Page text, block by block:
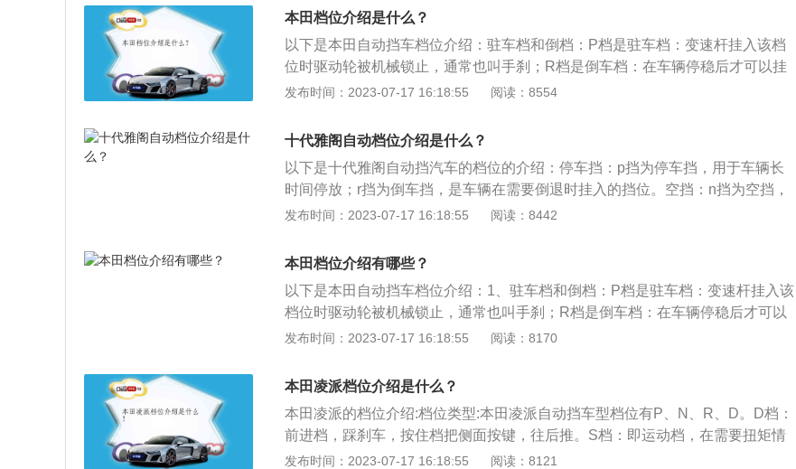
与扭矩时的档位切换。2、不同路况的档位选择：①上坡：上坡时需要较大的动
力，所以应该用“D-”对车辆进行减档，获得高扭矩爬坡。有些坡道坡度不大，此
时档位太低造成动力浪费，要及时使用“D+”进行升档。如果动力还是不够，可以
效果。一般情况下，2/3档就能达到牵制车辆的要求，坡地特别陡时请用1档配合
牵制发动机的效果。
路边临时停靠时使用，可以避免汽车再次启动对变速箱造成一定损耗。D档：D档
时前进档，适合任何路段使用，在这个档位上可以直接踩油门来控制行驶的速
度。
本田档位介绍是什么？
以下是本田自动挡车档位介绍：驻车档和倒档：P档是驻车档：变速杆挂入该档
位时驱动轮被机械锁止，通常也叫手刹；R档是倒车档：在车辆停稳后才可以挂
入该档位上，用于车辆后退行驶，比如倒车入库等。空档和常规档位：N档是空
出，D档是行驶位置（常规换挡程序）：变速杆移入该位置时变速箱在发动机转
速范围内自动加减档，换档点取决于发动机负荷、驾驶员的驾驶方式及车速。
发布时间：2023-07-17 16:18:55 阅读：8554
十代雅阁自动档位介绍是什么？
以下是十代雅阁自动挡汽车的档位的介绍：停车挡：p挡为停车挡，用于车辆长
时间停放；r挡为倒车挡，是车辆在需要倒退时挂入的挡位。空挡：n挡为空挡，
是车辆短时间停放且不熄火的状态下挂入的挡位；d挡为前进挡，当换挡杆置于d
动模式，让车辆驾驶起来更运动；m挡是指手动模式，当换挡杆挂入m挡时，换
挡由驾驶员手动完成；I挡为低速挡。
发布时间：2023-07-17 16:18:55 阅读：8442
本田档位介绍有哪些？
以下是本田自动挡车档位介绍：1、驻车档和倒档：P档是驻车档：变速杆挂入该
档位时驱动轮被机械锁止，通常也叫手刹；R档是倒车档：在车辆停稳后才可以
挂入该档位上，用于车辆后退行驶，比如倒车入库等。2、空档和常规档位：N档
输出，D档是行驶位置（常规换挡程序）：变速杆移入该位置时变速箱在发动机
转速范围内自动加减档，换档点取决于发动机负荷、驾驶员的驾驶方式及车速。
发布时间：2023-07-17 16:18:55 阅读：8170
本田凌派档位介绍是什么？
本田凌派的档位介绍:档位类型:本田凌派自动挡车型档位有P、N、R、D。D档：
前进档，踩刹车，按住档把侧面按键，往后推。S档：即运动档，在需要扭矩情
况使用。在D档位置再往后拉动档把即可完成档位挂入。要解除S档，需要再往后
发布时间：2023-07-17 16:18:55 阅读：8121